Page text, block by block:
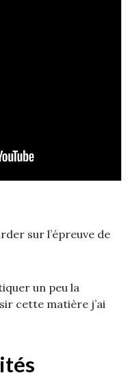
sur l’épreuve de
un peu la
cette matière j’ai